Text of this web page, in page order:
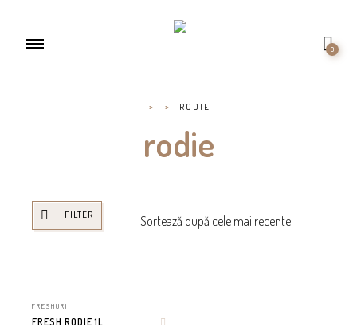
0
> > RODIE
rodie
FILTER
FRESHURI
FRESH RODIE 1L